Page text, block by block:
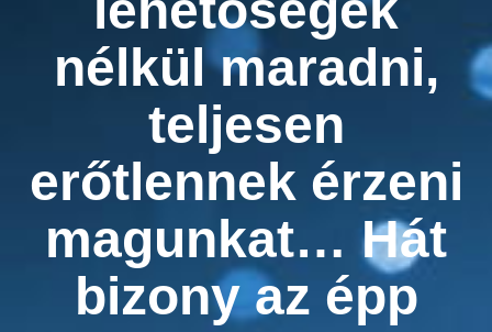
nélkül maradni,
teljesen
erőtlennek érzeni
magunkat… Hát
bizony az épp